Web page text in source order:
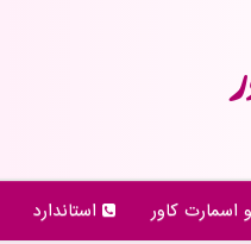
اسمارت كاور استاندارد